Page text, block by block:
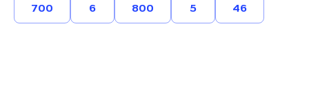
700 6 800 5 46